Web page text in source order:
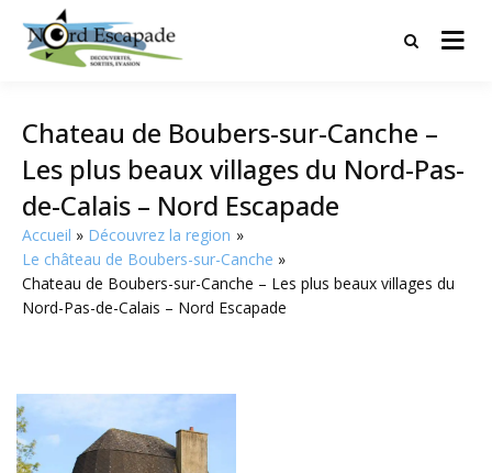
Tourisme et randonnées en Hauts
Chateau de Boubers-sur-Canche –
Les plus beaux villages du Nord-Pas-
de-Calais – Nord Escapade
Accueil
Découvrez la region
Le château de Boubers-sur-Canche
Chateau de Boubers-sur-Canche – Les plus beaux villages du
Nord-Pas-de-Calais – Nord Escapade